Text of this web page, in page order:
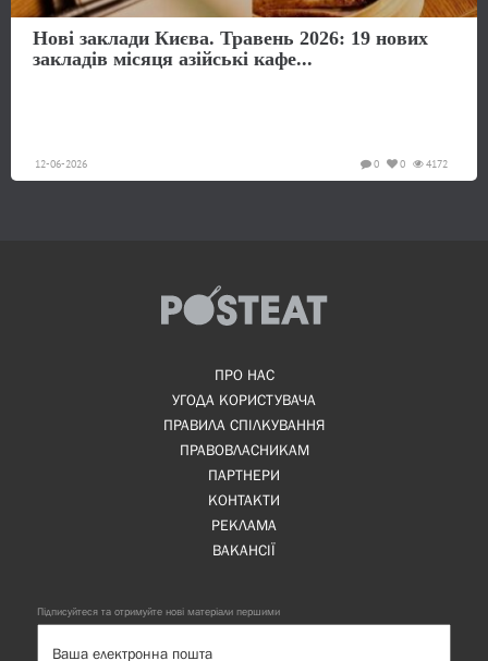
Нові заклади Києва. Травень 2026: 19 нових
закладів місяця азійські кафе...
12-06-2026 4172
0
0
ПРО НАС
УГОДА КОРИСТУВАЧА
ПРАВИЛА СПІЛКУВАННЯ
ПРАВОВЛАСНИКАМ
ПАРТНЕРИ
КОНТАКТИ
РЕКЛАМА
ВАКАНСІЇ
Підписуйтеся та отримуйте нові матеріали першими